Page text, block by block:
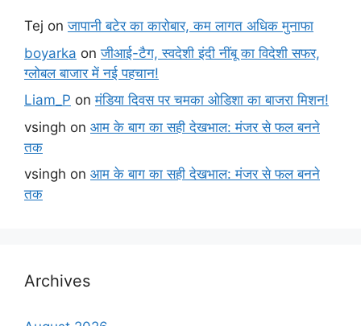
Tej onजापानी बटेर का कारोबार, कम लागत अधिक मुनाफा
boyarka onजीआई-टैग, स्वदेशी इंदी नींबू का विदेशी सफर,
ग्लोबल बाजार में नई पहचान!
Liam_P onमंडिया दिवस पर चमका ओडिशा का बाजरा मिशन!
vsingh on आम के बाग का सही देखभाल: मंजर से फल बनने
तक
vsingh on आम के बाग का सही देखभाल: मंजर से फल बनने
तक
Archives